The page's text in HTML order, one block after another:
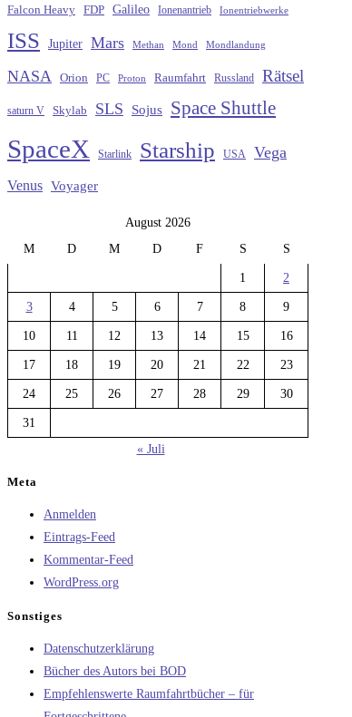
Falcon Heavy FDP Galileo Ionenantrieb Ionentriebwerke
ISS Jupiter Mars Methan Mond Mondlandung
NASA Orion PC Proton Raumfahrt Russland Rätsel
saturn V Skylab SLS Sojus Space Shuttle
SpaceX Starlink Starship USA Vega
Venus Voyager
August 2026
M
D M D F S S
1 2
3 4 5 6 7 8 9
10 11 12 13 14 15 16
17 18 19 20 21 22 23
24 25 26 27 28 29 30
31
« Juli
Meta
Anmelden
Eintrags-Feed
Kommentar-Feed
WordPress.org
Sonstiges
Datenschutzerklärung
Bücher des Autors bei BOD
Empfehlenswerte Raumfahrtbücher – für